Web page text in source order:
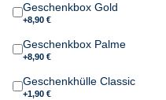
Geschenkbox Gold
+8,90 €
Geschenkbox Palme
+8,90 €
Geschenkhülle Classic
+1,90 €